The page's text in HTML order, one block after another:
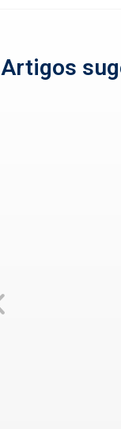
Artigos